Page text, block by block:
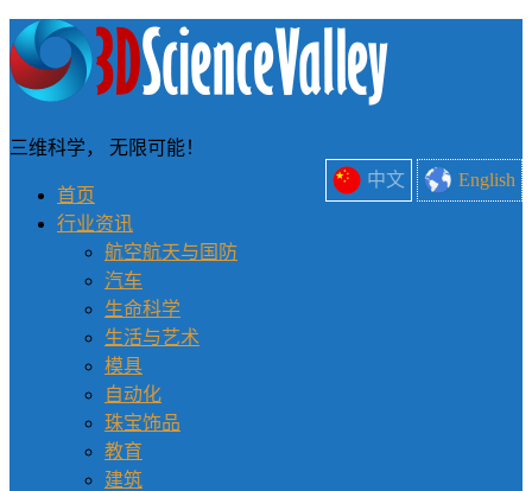
中文 English
三维科学， 无限可能！
首页
行业资讯
航空航天与国防
汽车
生命科学
生活与艺术
模具
自动化
珠宝饰品
教育
建筑